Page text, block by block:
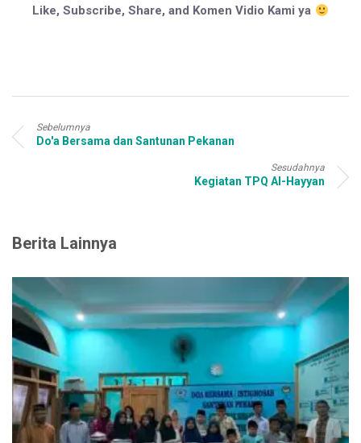
Like, Subscribe, Share, and Komen Vidio Kami ya
Sebelumnya
Do'a Bersama dan Santunan Pekanan
Sesudahnya
Kegiatan TPQ Al-Hayyan
Berita Lainnya